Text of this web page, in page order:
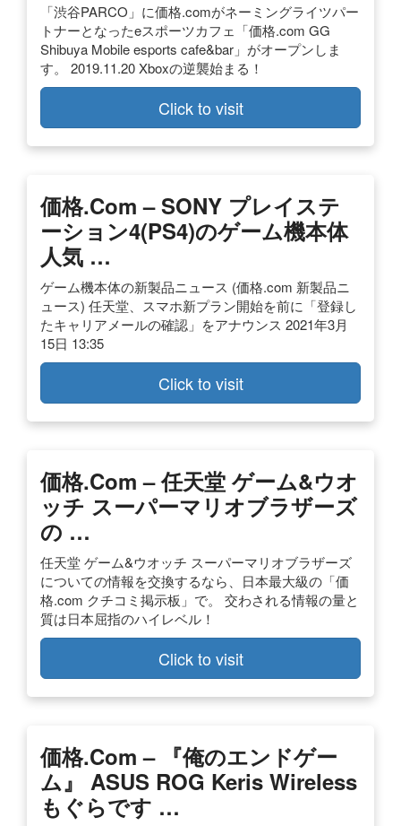
「渋谷PARCO」に価格.comがネーミングライツパー
トナーとなったeスポーツカフェ「価格.com GG
Shibuya Mobile esports cafe&bar」がオープンしま
す。 2019.11.20 Xboxの逆襲始まる！
Click to visit
価格.com – SONY プレイステ
ーション4(PS4)のゲーム機本体
人気 …
ゲーム機本体の新製品ニュース (価格.com 新製品ニ
ュース) 任天堂、スマホ新プラン開始を前に「登録し
たキャリアメールの確認」をアナウンス 2021年3月
15日 13:35
Click to visit
価格.com – 任天堂 ゲーム&ウオ
ッチ スーパーマリオブラザーズ
の …
任天堂 ゲーム&ウオッチ スーパーマリオブラザーズ
についての情報を交換するなら、日本最大級の「価
格.com クチコミ掲示板」で。 交わされる情報の量と
質は日本屈指のハイレベル！
Click to visit
価格.com – 『俺のエンドゲー
ム』 ASUS ROG Keris Wireless
もぐらです …